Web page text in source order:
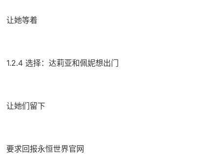
让她等着
1.2.4 选择：达莉亚和佩妮想出门
让她们留下
要求回报永恒世界官网